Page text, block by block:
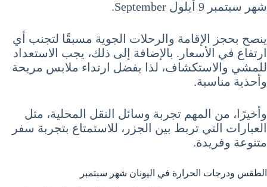
شهر سبتمبر 9 أيلول September.
ينصح بحجز الإقامة والرحلات الجوية مسبقًا لتجنب أي
ارتفاع في الأسعار. بالإضافة إلى ذلك، يجب الاستعداد
للمشي والاستكشاف، لذا يفضل ارتداء ملابس مريحة
وأحذية مناسبة.
وأخيرًا، من المهم تجربة وسائل النقل المحلية، مثل
العبارات التي تربط بين الجزر، للاستمتاع بتجربة سفر
متنوعة وفريدة.
الطقس ودرجات الحرارة في اليونان شهر سبتمبر